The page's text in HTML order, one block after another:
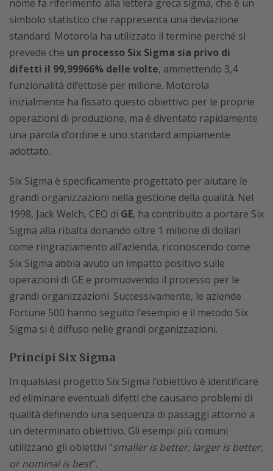
nome fa riferimento alla lettera greca sigma, che è un
simbolo statistico che rappresenta una deviazione
standard. Motorola ha utilizzato il termine perché si
prevede che un processo Six Sigma sia privo di
difetti il ​​99,99966% delle volte, ammettendo 3,4
funzionalità difettose per milione. Motorola
inizialmente ha fissato questo obiettivo per le proprie
operazioni di produzione, ma è diventato rapidamente
una parola d’ordine e uno standard ampiamente
adottato.
Six Sigma è specificamente progettato per aiutare le
grandi organizzazioni nella gestione della qualità. Nel
1998, Jack Welch, CEO di GE, ha contribuito a portare Six
Sigma alla ribalta donando oltre 1 milione di dollari
come ringraziamento all’azienda, riconoscendo come
Six Sigma abbia avuto un impatto positivo sulle
operazioni di GE e promuovendo il processo per le
grandi organizzazioni. Successivamente, le aziende
Fortune 500 hanno seguito l’esempio e il metodo Six
Sigma si è diffuso nelle grandi organizzazioni.
Principi Six Sigma
In qualsiasi progetto Six Sigma l’obiettivo è identificare
ed eliminare eventuali difetti che causano problemi di
qualità definendo una sequenza di passaggi attorno a
un determinato obiettivo. Gli esempi più comuni
utilizzano gli obiettivi “smaller is better, larger is better,
or nominal is best“.